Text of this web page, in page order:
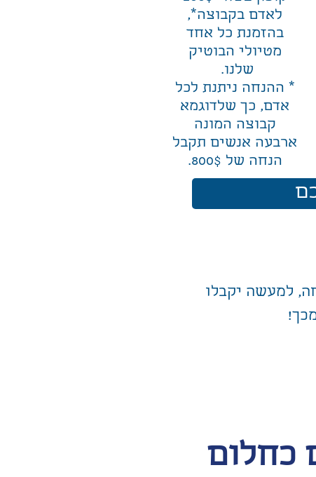
לאדם בקבוצה*,
בהזמנת כל אחד
מטיולי הבוטיק
שלנו.
* ההנחה ניתנת לכל
אדם, כך שלדוגמא
קבוצה המונה
ארבעה אנשים תקבל
הנחה של 800$.
למעשה יקבלו
כחלום